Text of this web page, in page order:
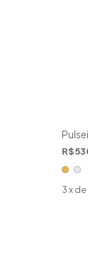
3 x de